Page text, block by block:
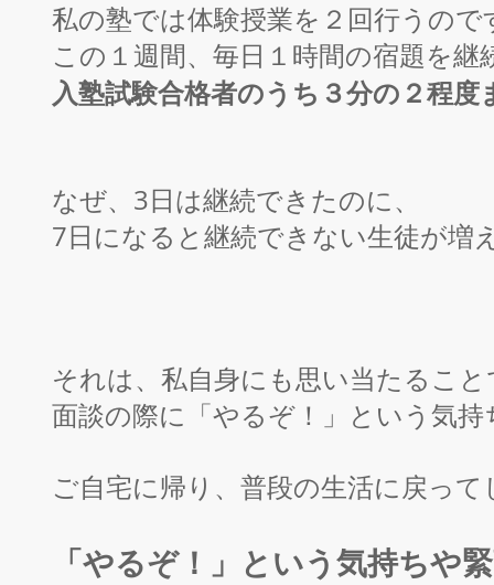
私の塾では体験授業を２回行うので
この１週間、毎日１時間の宿題を
入塾試験合格者のうち３分の２程
なぜ、3日は継続できたのに、
7日になると継続できない生徒が増
それは、私自身にも思い当たるこ
面談の際に「やるぞ！」という気
ご自宅に帰り、普段の生活に戻っ
「やるぞ！」という気持ちや